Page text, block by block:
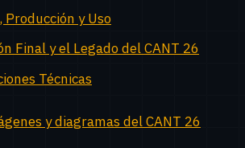
Producción y Uso
Final y el Legado del CANT 26
Técnicas
y diagramas del CANT 26